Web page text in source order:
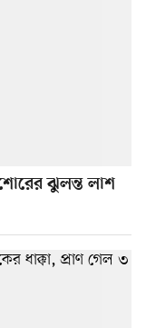
ঝুলন্ত লাশ